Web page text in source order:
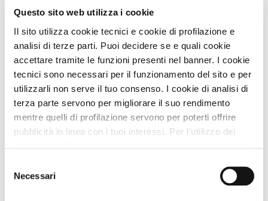
Questo sito web utilizza i cookie
Il sito utilizza cookie tecnici e cookie di profilazione e
analisi di terze parti. Puoi decidere se e quali cookie
accettare tramite le funzioni presenti nel banner. I cookie
tecnici sono necessari per il funzionamento del sito e per
utilizzarli non serve il tuo consenso. I cookie di analisi di
terza parte servono per migliorare il suo rendimento
mentre quelli di profilazione servono per poterti offrire
pubblicità in linea con i tuoi interessi. Per l’utilizzo dei
senza accettare” verranno installati solo i cookie tecnici.
Cliccando il pulsante “Accetta tutto” acconsenti all’utilizzo
delNecessari
aree verdi con il cane 76 Km
Vedi tutti
Zampa Vacanza Consiglia